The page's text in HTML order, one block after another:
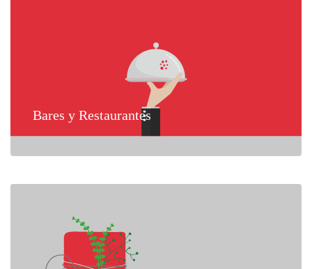
Bares y Restaurantes